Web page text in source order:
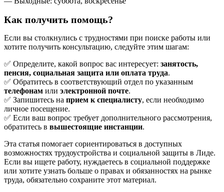
Как получить помощь?
Если вы столкнулись с трудностями при поиске работы или
хотите получить консультацию, следуйте этим шагам:
✅ Определите, какой вопрос вас интересует: занятость,
пенсия, социальная защита или оплата труда.
✅ Обратитесь в соответствующий отдел по указанным
телефонам или электронной почте.
✅ Запишитесь на прием к специалисту, если необходимо
личное посещение.
✅ Если ваш вопрос требует дополнительного рассмотрения,
обратитесь в вышестоящие инстанции.
Эта статья помогает сориентироваться в доступных
возможностях трудоустройства и социальной защиты в Лиде.
Если вы ищете работу, нуждаетесь в социальной поддержке
или хотите узнать больше о правах и обязанностях на рынке
труда, обязательно сохраните этот материал.